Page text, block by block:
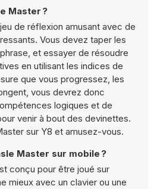
Master ?
de réflexion amusant avec de
Vous devez taper les
et essayer de résoudre
en utilisant les indices de
que vous progressez, les
vous devrez donc
logiques et de
venir à bout des devinettes.
sur Y8 et amusez-vous.
Master sur mobile ?
conçu pour être joué sur
mieux avec un clavier ou une